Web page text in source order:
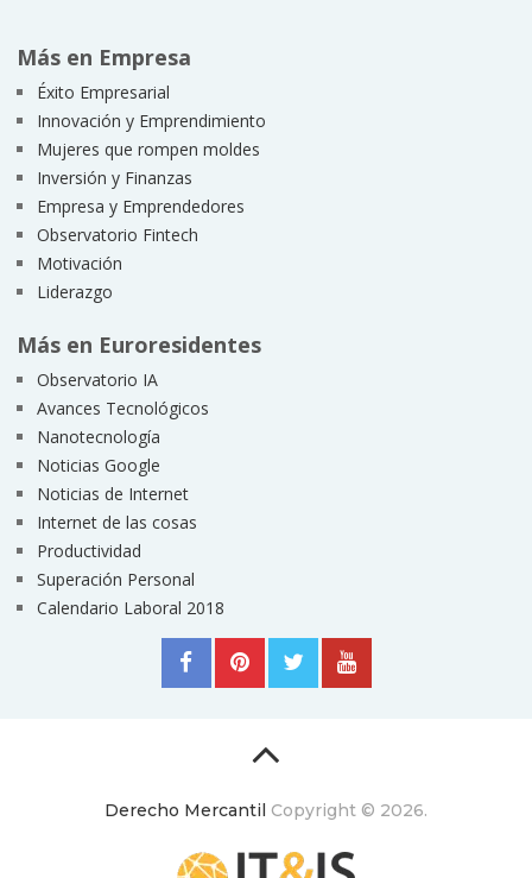
Más en Empresa
Éxito Empresarial
Innovación y Emprendimiento
Mujeres que rompen moldes
Inversión y Finanzas
Empresa y Emprendedores
Observatorio Fintech
Motivación
Liderazgo
Más en Euroresidentes
Observatorio IA
Avances Tecnológicos
Nanotecnología
Noticias Google
Noticias de Internet
Internet de las cosas
Productividad
Superación Personal
Calendario Laboral 2018
Derecho Mercantil Copyright © 2026.